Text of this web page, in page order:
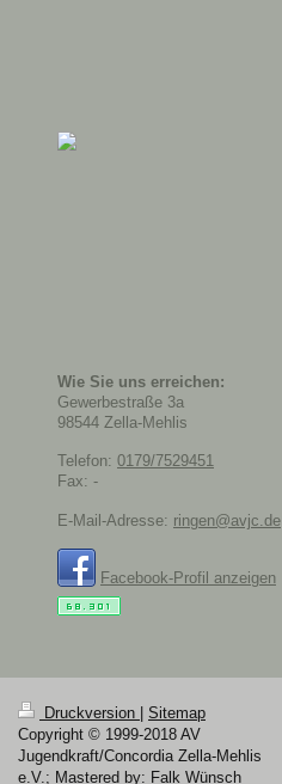
Wie Sie uns erreichen:
Gewerbestraße 3a
98544 Zella-Mehlis
Telefon: 0179/7529451
Fax: -
E-Mail-Adresse: ringen@avjc.de
Facebook-Profil anzeigen
Druckversion
Sitemap
Copyright © 1999-2018 AV
Jugendkraft/Concordia Zella-Mehlis
e.V.; Mastered by: Falk Wünsch